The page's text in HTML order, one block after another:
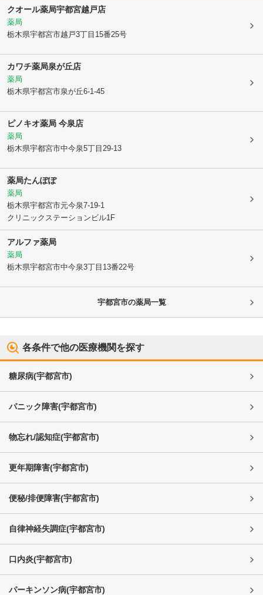
クオール薬局宇都宮越戸店
薬局
栃木県宇都宮市越戸3丁目15番25号
カワチ薬局泉が丘店
薬局
栃木県宇都宮市泉が丘6-1-45
ピノキオ薬局 今泉店
薬局
栃木県宇都宮市中今泉5丁目29-13
薬局たんぽぽ
薬局
栃木県宇都宮市元今泉7-19-1
クリニックステーションビル1F
アルファ薬局
薬局
栃木県宇都宮市中今泉3丁目13番22号
宇都宮市の薬局一覧
各条件で他の医療機関を探す
糖尿病(宇都宮市)
パニック障害(宇都宮市)
物忘れ/認知症(宇都宮市)
更年期障害(宇都宮市)
便秘/排便障害(宇都宮市)
自律神経失調症(宇都宮市)
口内炎(宇都宮市)
パーキンソン病(宇都宮市)